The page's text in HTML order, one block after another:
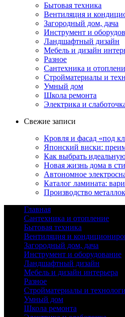
Бытовая техника
Вентиляция и
Загородный дом, дача
Инструмент и
Ландшафтный дизайн
Мебель и дизайн
Разное
Сантехника и
Стройматериалы и
Умный дом
Школа ремонта
Электрика и
Свежие записи
Кровля и фасад «под
Японский виски:
Как выбрать
Новая жизнь дома в
Автономное
Каталог ламината:
Производство
Главная
Сантехника и отопление
Бытовая техника
Вентиляция и
Загородный дом, дача
Инструмент и оборудование
Ландшафтный дизайн
Мебель и дизайн интерьера
Разное
Стройматериалы и
Умный дом
Школа ремонта